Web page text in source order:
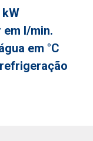
em l/min.
em °C